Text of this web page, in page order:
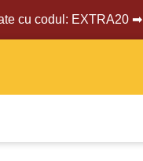
cu codul: EXTRA20 ➡